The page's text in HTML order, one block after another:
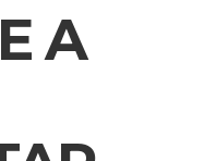
A